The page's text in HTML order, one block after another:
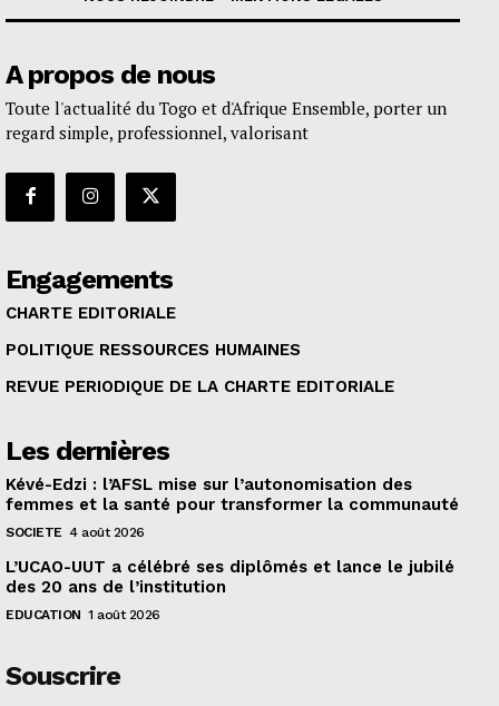
A propos de nous
Toute l'actualité du Togo et d'Afrique Ensemble, porter un
regard simple, professionnel, valorisant
Engagements
CHARTE EDITORIALE
POLITIQUE RESSOURCES HUMAINES
REVUE PERIODIQUE DE LA CHARTE EDITORIALE
Les dernières
Kévé-Edzi : l’AFSL mise sur l’autonomisation des
femmes et la santé pour transformer la communauté
SOCIETE 4 août 2026
L’UCAO-UUT a célébré ses diplômés et lance le jubilé
des 20 ans de l’institution
EDUCATION 1 août 2026
Souscrire